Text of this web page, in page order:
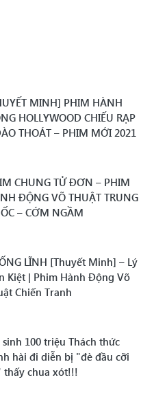
MINH] PHIM HÀNH
HOLLYWOOD CHIẾU RẠP
THOÁT – PHIM MỚI 2021
CHUNG TỬ ĐƠN – PHIM
ĐỘNG VÕ THUẬT TRUNG
– CỚM NGẦM
LĨNH [Thuyết Minh] – Lý
Kiệt | Phim Hành Động Võ
Chiến Tranh
sinh 100 triệu Thách thức
hài đi diễn bị "đè đầu cỡi
thấy chua xót!!!